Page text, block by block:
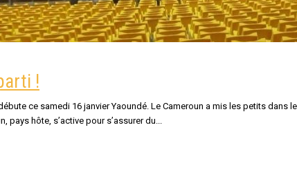
!
ce samedi 16 janvier Yaoundé. Le Cameroun a mis les petits
pays hôte, s’active pour s’assurer du